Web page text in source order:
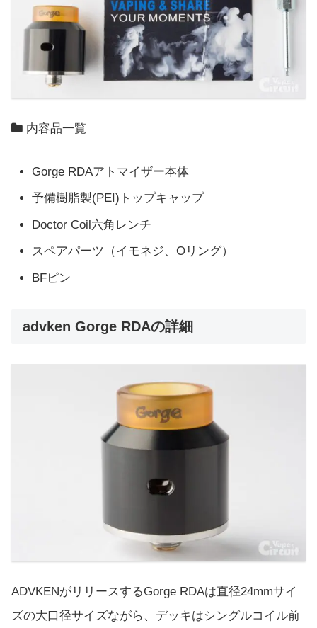
内容品一覧
Gorge RDAアトマイザー本体
予備樹脂製(PEI)トップキャップ
Doctor Coil六角レンチ
スペアパーツ（イモネジ、Oリング）
BFピン
advken Gorge RDAの詳細
ADVKENがリリースするGorge RDAは直径24mmサイ
ズの大口径サイズながら、デッキはシングルコイル前